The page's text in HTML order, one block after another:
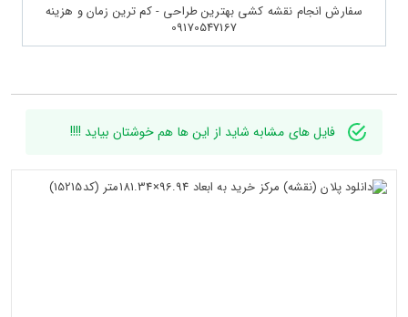
سفارش انجام نقشه کشی بهترین طراحی - کم ترین زمان و هزینه
09170547167
فایل های مشابه شاید از این ها هم خوشتان بیاید !!!!